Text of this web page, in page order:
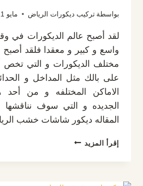
بواسطة تركيب ديكورات الرياض مايو 11, 2025
لقد أصبح عالم الديكورات في
واسع و كبير و معقدا فلقد أصبح
مختلف الديكورات و التي
على بالك مثل المداخل و
الاماكن المختلفه و من أحد
الجديده و التي سوف
المقاله ديكور شاشات خشب
إقرأ المزيد ديكور
خشب